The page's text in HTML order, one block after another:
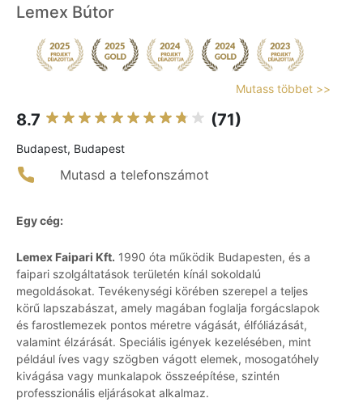
Lemex Bútor
Mutass többet >>
8.7 (71)
Budapest, Budapest
Mutasd a telefonszámot
Egy cég:
Lemex Faipari Kft. 1990 óta működik Budapesten, és a
faipari szolgáltatások területén kínál sokoldalú
megoldásokat. Tevékenységi körében szerepel a teljes
körű lapszabászat, amely magában foglalja forgácslapok
és farostlemezek pontos méretre vágását, élfóliázását,
valamint élzárását. Speciális igények kezelésében, mint
például íves vagy szögben vágott elemek, mosogatóhely
kivágása vagy munkalapok összeépítése, szintén
professzionális eljárásokat alkalmaz.